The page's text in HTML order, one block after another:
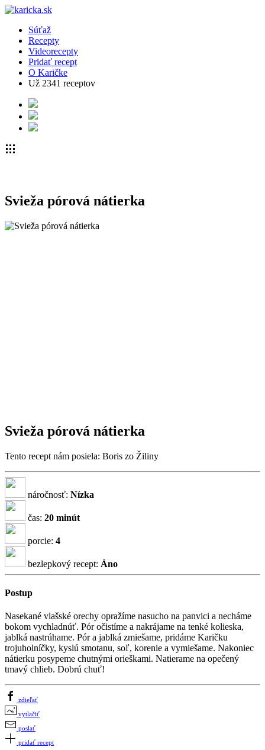
Súťaž
Recepty
Videorecepty
Pridať recept
O Karičke
Už 2341 receptov
Svieža pórová nátierka
Svieža pórová nátierka
Tento recept nám posiela: Boris zo Žiliny
náročnosť: Nízka
čas: 20 minút
porcie: 4
bezlepkový recept: Áno
Postup
Nasekané vlašské orechy opražíme nasucho na panvici a necháme
bokom vychladnúť. Pór očistíme a nakrájame na tenké kolieska,
jablká nastrúhame. Pór a jablká zmiešame, pridáme Karičku
trojuholníčky, kyslú smotanu, soľ, korenie a vymiešame. Nakoniec
nátierku posypeme chutnými orieškami. Natierame na opečený
tmavý chlieb. Dobrú chuť!
zdieľať
vytlačiť
poslať
pridať recept